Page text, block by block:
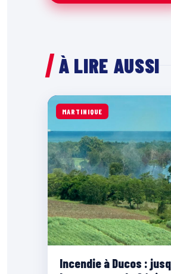
À LIRE AUSSI
MARTINIQUE
Incendie à Ducos :